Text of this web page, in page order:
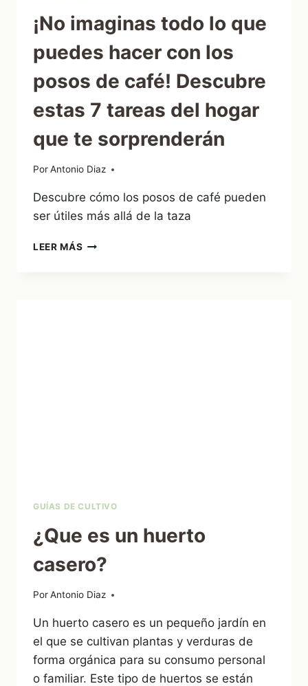
¡No imaginas todo lo que
puedes hacer con los
posos de café! Descubre
estas 7 tareas del hogar
que te sorprenderán
PorAntonio Diaz
16/02/2023
Descubre cómo los posos de café pueden
ser útiles más allá de la taza
LEER MÁS ¡NO
QUE
SORPRENDERÁN
GUÍAS DE CULTIVO
¿Que es un huerto
casero?
PorAntonio Diaz
08/02/2023
Un huerto casero es un pequeño jardín en
el que se cultivan plantas y verduras de
forma orgánica para su consumo personal
o familiar. Este tipo de huertos se están